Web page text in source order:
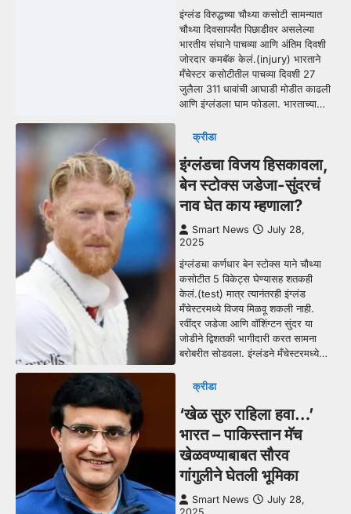
इंग्लंड विरुद्धच्या चौथ्या कसोटी सामन्यात
चौथ्या दिवसापर्यंत पिछाडीवर असलेल्या
भारतीय संघाने पाचव्या आणि अंतिम दिवशी
जोरदार कमबॅक केलं.(injury) भारताने
मँचेस्टर कसोटीतील पाचव्या दिवशी 27
जुलैला 311 धावांची आघाडी मोडीत काढली
आणि इंग्लंडला घाम फोडला. भारताच्या…
क्रीडा
इंग्लंडचा विजय हिसकावला,
बेन स्टोक्स जडेजा-सुंदरचं
नाव घेत काय म्हणाला?
Smart News
July 28,
2025
इंग्लंडचा कर्णधार बेन स्टोक्स याने चौथ्या
कसोटीत 5 विकेट्स घेण्यासह शतकही
केलं.(test) मात्र त्यानंतरही इंग्लंड
मँचेस्टरमध्ये विजय मिळवू शकली नाही.
रवींद्र जडेजा आणि वॉशिंग्टन सुंदर या
जोडीने द्विशतकी भागीदारी करत सामना
बरोबरीत सोडवला. इंग्लंडने मँचेस्टरमध्ये…
क्रीडा
‘खेळ सुरु राहिला हवा…’
भारत – पाकिस्तान मॅच
खेळवण्याबाबत सौरव
गांगुलीने घेतली भूमिका
Smart News
July 28,